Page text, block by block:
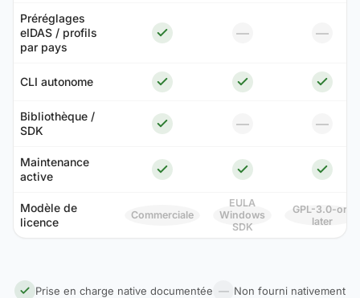
Préréglages
eIDAS / profils
par pays
— —
CLI autonome
Bibliothèque /
SDK
— —
Maintenance
active
Modèle de
licence
Commerciale
EULA
Windows
SDK
GPL-3.0-or-
later
Prise en charge native documentée — Non fourni nativement